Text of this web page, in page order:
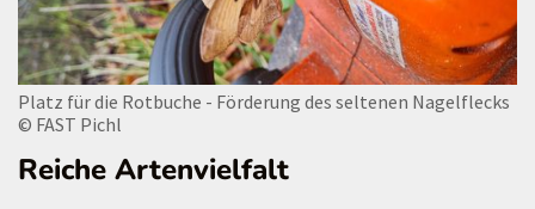
Platz für die Rotbuche - Förderung des seltenen Nagelflecks
© FAST Pichl
Reiche Artenvielfalt